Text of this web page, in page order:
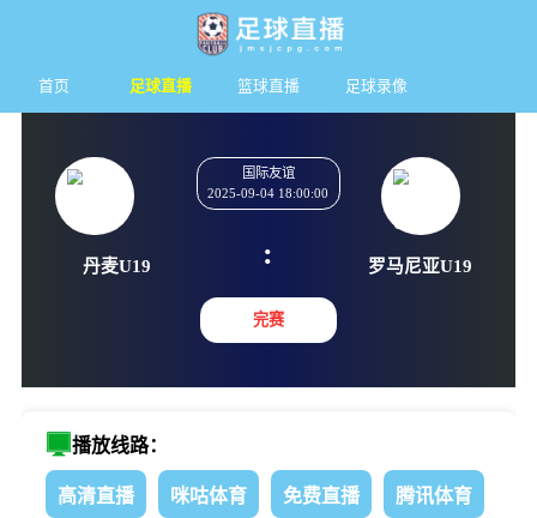
首页 足球直播 篮球直播 足球录像
国际友谊
2025-09-04 18:00:00
:
完赛
播放线路：
高清直播 咪咕体育 免费直播 腾讯体育